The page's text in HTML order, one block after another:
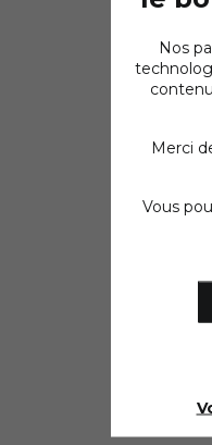
Nos
Merci
Vous